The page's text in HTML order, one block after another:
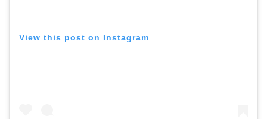
View this post on Instagram